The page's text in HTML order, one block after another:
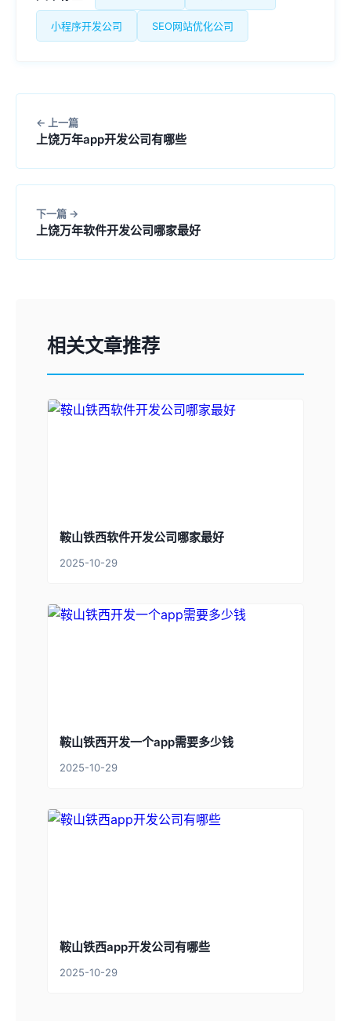
小程序开发公司 SEO网站优化公司
上一篇
上饶万年app开发公司有哪些
下一篇
上饶万年软件开发公司哪家最好
相关文章推荐
鞍山铁西软件开发公司哪家最好
2025-10-29
鞍山铁西开发一个app需要多少钱
2025-10-29
鞍山铁西app开发公司有哪些
2025-10-29